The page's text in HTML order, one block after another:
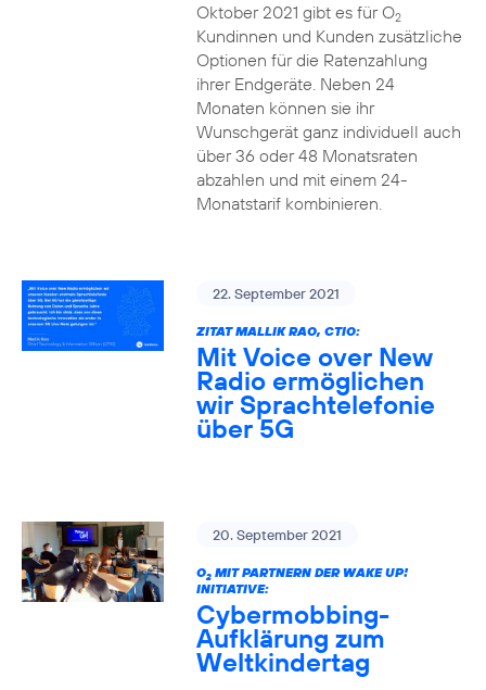
Oktober 2021 gibt es für O2
Kundinnen und Kunden zusätzliche
Optionen für die Ratenzahlung
ihrer Endgeräte. Neben 24
Monaten können sie ihr
Wunschgerät ganz individuell auch
über 36 oder 48 Monatsraten
abzahlen und mit einem 24-
Monatstarif kombinieren.
22. September 2021
ZITAT MALLIK RAO, CTIO:
Mit Voice over New
Radio ermöglichen
wir Sprachtelefonie
über 5G
20. September 2021
O2MIT PARTNERN DER WAKE UP!
INITIATIVE:
Cybermobbing-
Aufklärung zum
Weltkindertag